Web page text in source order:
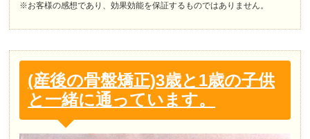
※お客様の感想であり、効果効能を保証するものではありません。
(産後の骨盤矯正)3歳と1歳の子供
と一緒に通っています。